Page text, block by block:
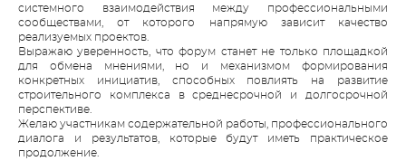
системного взаимодействия между профессиональными
сообществами, от которого напрямую зависит качество
реализуемых проектов.
Выражаю уверенность, что форум станет не только площадкой
для обмена мнениями, но и механизмом формирования
конкретных инициатив, способных повлиять на развитие
строительного комплекса в среднесрочной и долгосрочной
перспективе.
Желаю участникам содержательной работы, профессионального
диалога и результатов, которые будут иметь практическое
продолжение.